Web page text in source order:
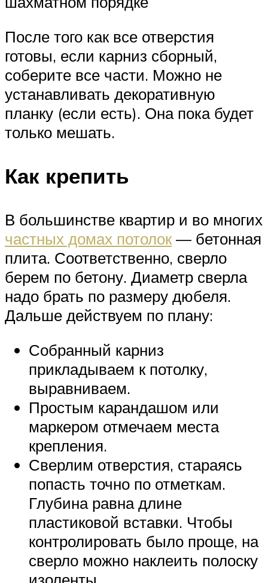
После того как все отверстия
готовы, если карниз сборный,
соберите все части. Можно не
устанавливать декоративную
планку (если есть). Она пока будет
только мешать.
Как крепить
В большинстве квартир и во многих
частных домах потолок — бетонная
плита. Соответственно, сверло
берем по бетону. Диаметр сверла
надо брать по размеру дюбеля.
Дальше действуем по плану:
Собранный карниз
прикладываем к потолку,
выравниваем.
Простым карандашом или
маркером отмечаем места
крепления.
Сверлим отверстия, стараясь
попасть точно по отметкам.
Глубина равна длине
пластиковой вставки. Чтобы
контролировать было проще, на
сверло можно наклеить полоску
изоленты.